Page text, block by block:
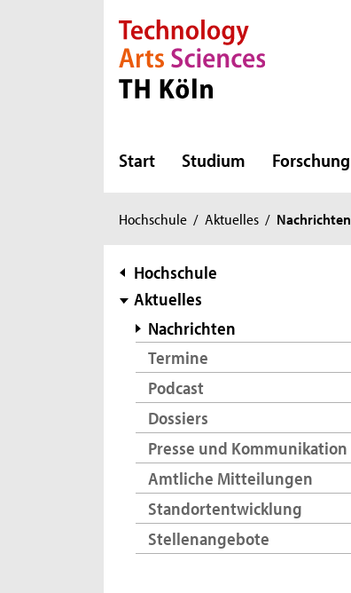
Direkt zur Hauptnavigation
Direkt zur Subnavigation
Direkt zum Inhalt
Direkt zum Fußbereich
Start Studium Forschung
Sie
hier:
Hochschule / Aktuelles / Nachrichten
Subnavigation
Hochschule
Aktuelles
Nachrichten
Termine
Podcast
Dossiers
Presse und Kommunikation
Amtliche Mitteilungen
Standortentwicklung
Stellenangebote